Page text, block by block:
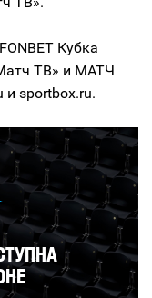
Кубка
ТВ» и МАТЧ
и sportbox.ru.